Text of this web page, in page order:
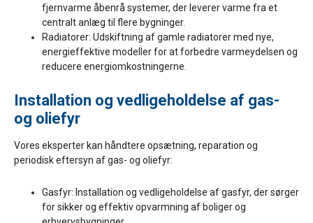
fjernvarme åbenrå systemer, der leverer varme fra et
centralt anlæg til flere bygninger.
Radiatorer: Udskiftning af gamle radiatorer med nye,
energieffektive modeller for at forbedre varmeydelsen og
reducere energiomkostningerne.
Installation og vedligeholdelse af gas-
og oliefyr
Vores eksperter kan håndtere opsætning, reparation og
periodisk eftersyn af gas- og oliefyr:
Gasfyr: Installation og vedligeholdelse af gasfyr, der sørger
for sikker og effektiv opvarmning af boliger og